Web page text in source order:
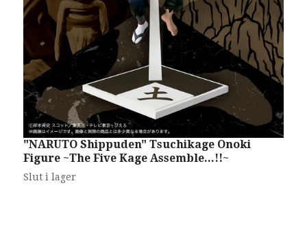
"NARUTO Shippuden" Tsuchikage Onoki
Figure ~The Five Kage Assemble...!!~
Slut i lager